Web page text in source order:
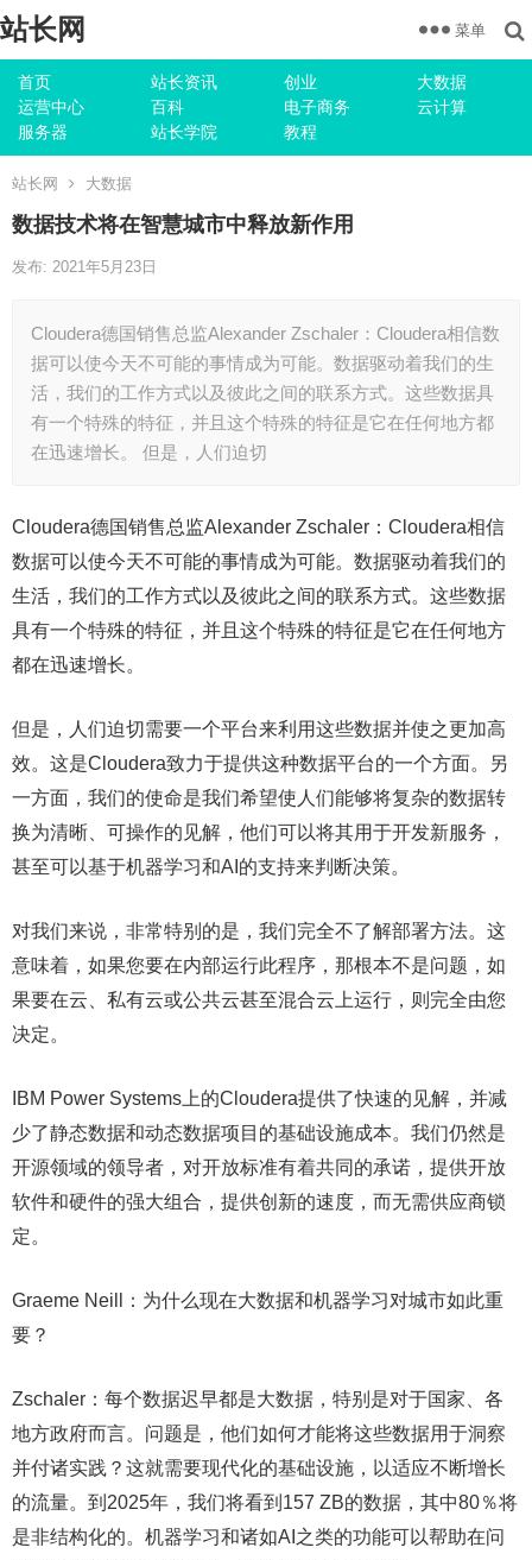
站长网
首页 站长资讯 创业
大数据
运营中心
百科 电子商务
云计算
服务器
站长学院 教程
菜单
站长网 大数据
数据技术将在智慧城市中释放新作用
发布: 2021年5月23日
Cloudera德国销售总监Alexander Zschaler：Cloudera相信数
据可以使今天不可能的事情成为可能。数据驱动着我们的生
活，我们的工作方式以及彼此之间的联系方式。这些数据具
有一个特殊的特征，并且这个特殊的特征是它在任何地方都
在迅速增长。 但是，人们迫切
Cloudera德国销售总监Alexander Zschaler：Cloudera相信
数据可以使今天不可能的事情成为可能。数据驱动着我们的
生活，我们的工作方式以及彼此之间的联系方式。这些数据
具有一个特殊的特征，并且这个特殊的特征是它在任何地方
都在迅速增长。
但是，人们迫切需要一个平台来利用这些数据并使之更加高
效。这是Cloudera致力于提供这种数据平台的一个方面。另
一方面，我们的使命是我们希望使人们能够将复杂的数据转
换为清晰、可操作的见解，他们可以将其用于开发新服务，
甚至可以基于机器学习和AI的支持来判断决策。
对我们来说，非常特别的是，我们完全不了解部署方法。这
意味着，如果您要在内部运行此程序，那根本不是问题，如
果要在云、私有云或公共云甚至混合云上运行，则完全由您
决定。
IBM Power Systems上的Cloudera提供了快速的见解，并减
少了静态数据和动态数据项目的基础设施成本。我们仍然是
开源领域的领导者，对开放标准有着共同的承诺，提供开放
软件和硬件的强大组合，提供创新的速度，而无需供应商锁
定。
Graeme Neill：为什么现在大数据和机器学习对城市如此重
要？
Zschaler：每个数据迟早都是大数据，特别是对于国家、各
地方政府而言。问题是，他们如何才能将这些数据用于洞察
并付诸实践？这就需要现代化的基础设施，以适应不断增长
的流量。到2025年，我们将看到157 ZB的数据，其中80％将
是非结构化的。机器学习和诸如AI之类的功能可以帮助在问